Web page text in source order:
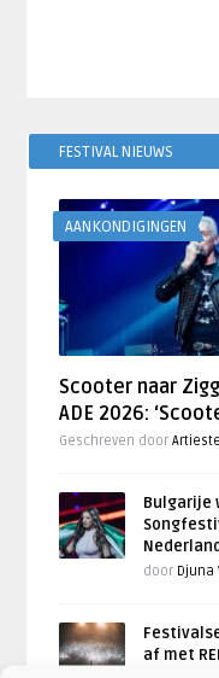
FESTIVAL NIEUWS
AANKONDIGINGEN
Scooter naar
ADE 2026:
Geschreven door
Bulgarije
door Djuna
af met